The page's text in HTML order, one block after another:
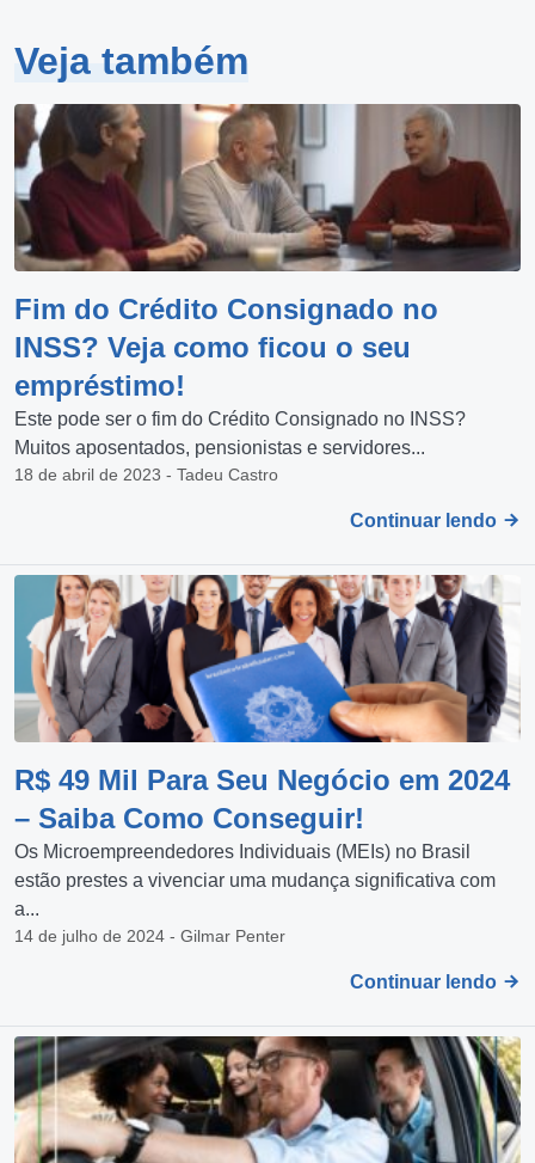
Veja também
Fim do Crédito Consignado no
INSS? Veja como ficou o seu
empréstimo!
Este pode ser o fim do Crédito Consignado no INSS?
Muitos aposentados, pensionistas e servidores...
18 de abril de 2023 - Tadeu Castro
Continuar lendo
R$ 49 Mil Para Seu Negócio em 2024
– Saiba Como Conseguir!
Os Microempreendedores Individuais (MEIs) no Brasil
estão prestes a vivenciar uma mudança significativa com
a...
14 de julho de 2024 - Gilmar Penter
Continuar lendo